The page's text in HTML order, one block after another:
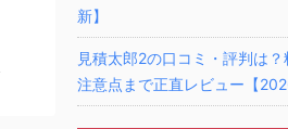
新】
見積太郎2の口コミ・評判は？
注意点まで正直レビュー【